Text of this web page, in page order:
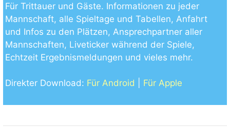
Für Trittauer und Gäste. Informationen zu jeder
Mannschaft, alle Spieltage und Tabellen, Anfahrt
und Infos zu den Plätzen, Ansprechpartner aller
Mannschaften, Liveticker während der Spiele,
Echtzeit Ergebnismeldungen und vieles mehr.
Direkter Download: Für Android Für Apple